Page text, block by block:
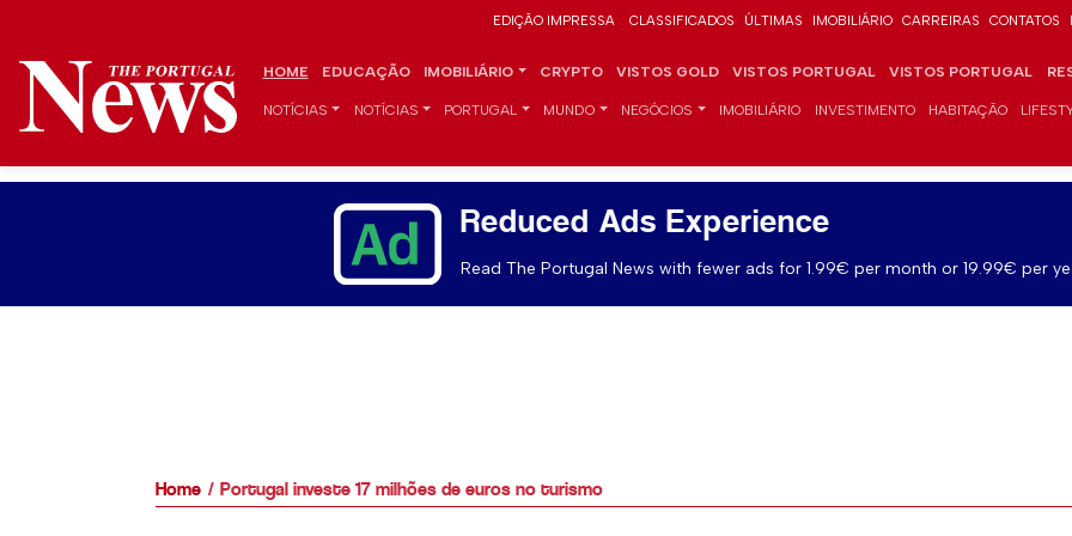
EDIÇÃO IMPRESSA CLASSIFICADOS ÚLTIMAS IMOBILIÁRIO CARREIRAS CONTATOS
HOME EDUCAÇÃO IMOBILIÁRIO CRYPTO VISTOS GOLD VISTOS PORTUGAL VISTOS PORTUGAL
NOTÍCIAS NOTÍCIAS PORTUGAL MUNDO NEGÓCIOS IMOBILIÁRIO INVESTIMENTO HABITAÇÃO
Reduced Ads Experience
Read The Portugal News with fewer ads for 1.99€ per month or 19.99€ per
Home Portugal investe 17 milhões de euros no turismo